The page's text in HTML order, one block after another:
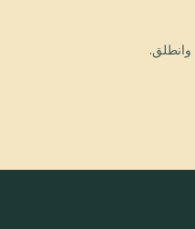
وانطلق.